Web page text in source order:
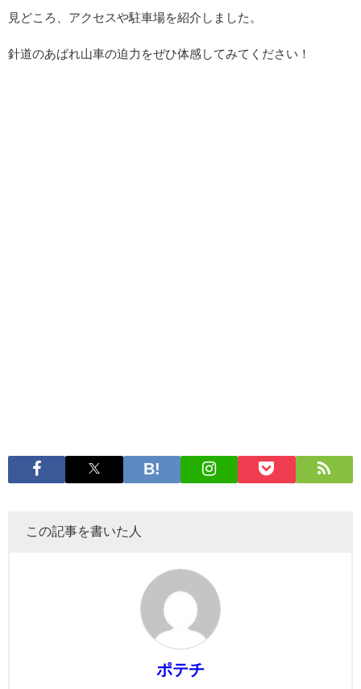
見どころ、アクセスや駐車場を紹介しました。
針道のあばれ山車の迫力をぜひ体感してみてください！
この記事を書いた人
ポテチ